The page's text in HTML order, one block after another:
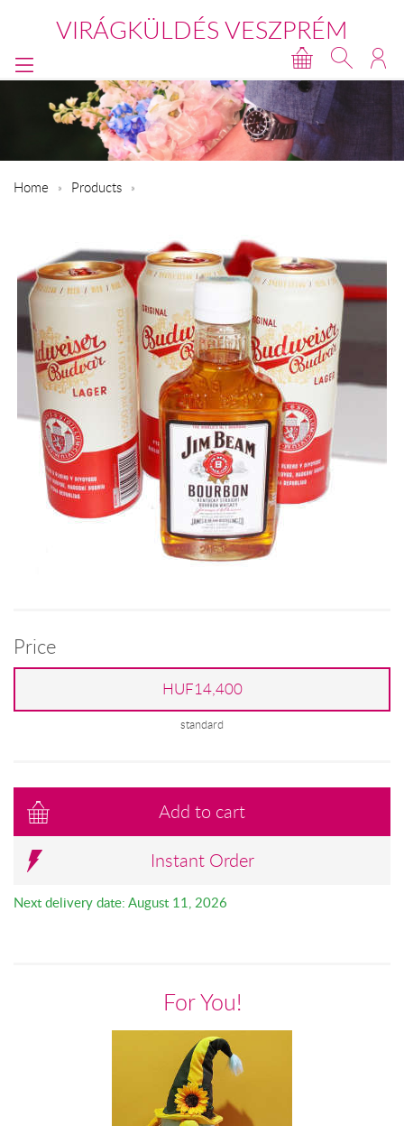
VIRÁGKÜLDÉS VESZPRÉM
Home Products
Price
HUF14,400
standard
Add to cart
Instant Order
Next delivery date: August 11, 2026
For You!